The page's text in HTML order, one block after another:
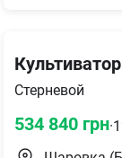
Стерневой
534 840 грн·